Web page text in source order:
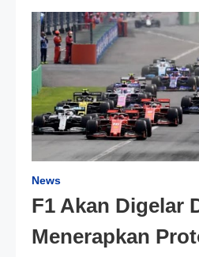
News
F1 Akan Digelar
Menerapkan